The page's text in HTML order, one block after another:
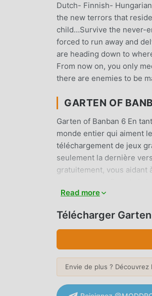
Dutch- Finnish-
the new terrors that
child…Survive the never-
forced to run away and
are heading down to
From now on, you only
there are enemies to be
GARTEN OF
Garten of Banban 6 En
monde entier qui aiment
téléchargement de jeux
seulement la dernière
gratuitement, vous aidant
facturera aucun frais aux
téléchargez moddroid et
Garten of Banban 6 En
nombre de fans à travers
vous n'avez qu'à suivre
Read more
Télécharger
Envie de plus ? Découvrez